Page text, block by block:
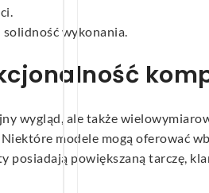
wykonania.
wygląd, ale także
modele mogą oferować
powiększaną tarczę,